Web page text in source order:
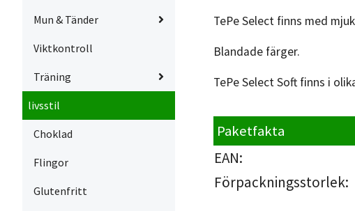
Mun & Tänder
Viktkontroll
Träning
livsstil
Choklad
Flingor
Glutenfritt
TePe Select finns med
Blandade färger.
TePe Select Soft finns i
Paketfakta
EAN:
Förpackningsstorlek: